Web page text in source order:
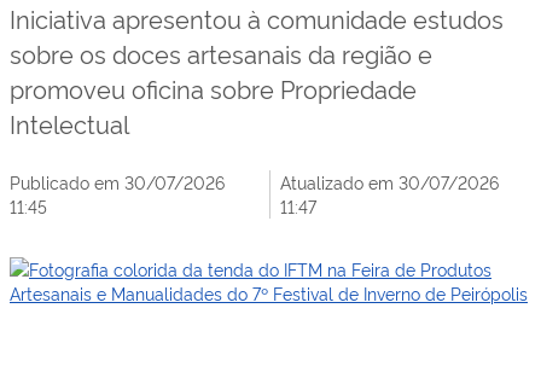
Iniciativa apresentou à comunidade estudos
sobre os doces artesanais da região e
promoveu oficina sobre Propriedade
Intelectual
Publicado em 30/07/2026
11:45
Atualizado em 30/07/2026
11:47